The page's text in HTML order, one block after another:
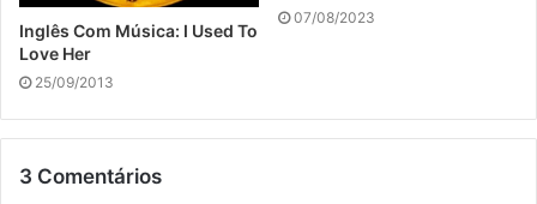
Inglês Com Música: I Used To
Love Her
25/09/2013
07/08/2023
3 Comentários